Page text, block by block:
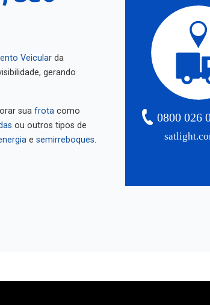
Veicular
da
gerando
sua frota
ou outros tipos de
semirreboques
0800 026